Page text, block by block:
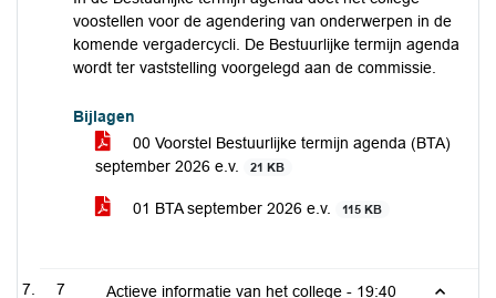
voostellen voor de agendering van onderwerpen in de
komende vergadercycli. De Bestuurlijke termijn agenda
wordt ter vaststelling voorgelegd aan de commissie.
Bijlagen
00 Voorstel Bestuurlijke termijn agenda (BTA)
september 2026 e.v.
21 KB
01 BTA september 2026 e.v. 115 KB
7 Actieve informatie van het college - 19:40